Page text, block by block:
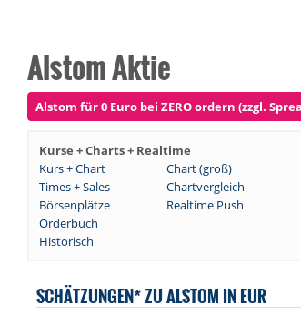
Alstom Aktie
Alstom für 0 Euro bei ZERO ordern (zzgl.
Kurse + Charts + Realtime
Kurs + Chart
Chart (groß)
Times + Sales
Chartvergleich
Börsenplätze
Realtime Push
Orderbuch
Historisch
SCHÄTZUNGEN* ZU ALSTOM IN EUR